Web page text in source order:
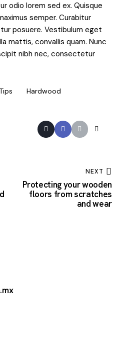
odio lorem sed ex. Quisque
semper. Curabitur
posuere. Vestibulum eget
mattis, convallis quam. Nunc
nibh nec, consectetur
Hardwood
NEXT
Protecting your wooden
floors from scratches
and wear